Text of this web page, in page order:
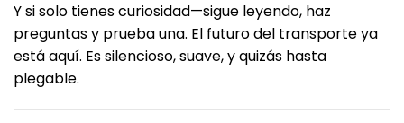
Y si solo tienes curiosidad—sigue leyendo, haz
preguntas y prueba una. El futuro del transporte ya
está aquí. Es silencioso, suave, y quizás hasta
plegable.